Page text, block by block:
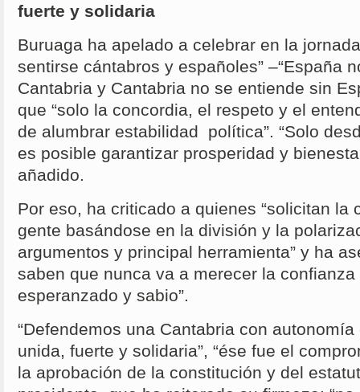
fuerte y solidaria
Buruaga ha apelado a celebrar en la
sentirse cántabros y españoles” –“España
Cantabria y Cantabria no se entiende sin
que “solo la concordia, el respeto y el
de alumbrar estabilidad política”. “Solo
es posible garantizar prosperidad y
añadido.
Por eso, ha criticado a quienes “solicitan la
gente basándose en la división y la
argumentos y principal herramienta” y ha
saben que nunca va a merecer la
esperanzado y sabio”.
“Defendemos una Cantabria con
unida, fuerte y solidaria”, “ése fue el
la aprobación de la constitución y del